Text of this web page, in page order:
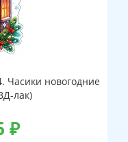
Часики новогодние
лак)
₽